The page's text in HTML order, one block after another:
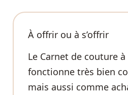
À offrir ou à s’offrir
Le Carnet de couture
fonctionne très bien
mais aussi comme